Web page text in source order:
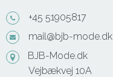
+45 51905817
mail@bjb-mode.dk
BJB-Mode.dk
Vejbækvej 10A